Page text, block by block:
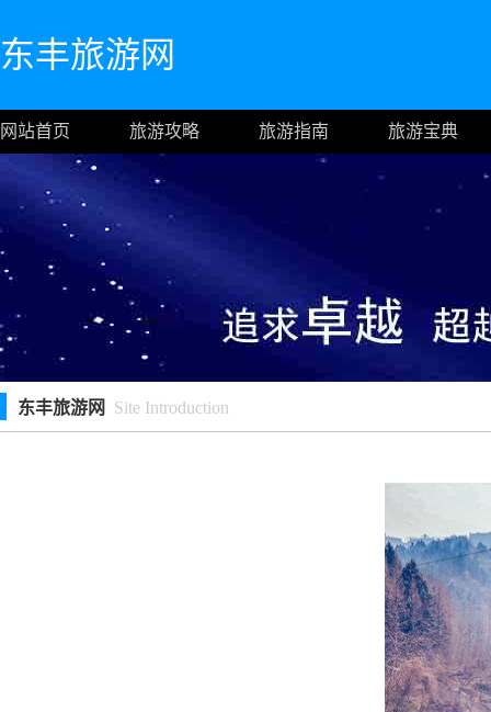
东丰旅游网
网站首页 旅游攻略 旅游指南 旅游宝典
东丰旅游网 Site Introduction